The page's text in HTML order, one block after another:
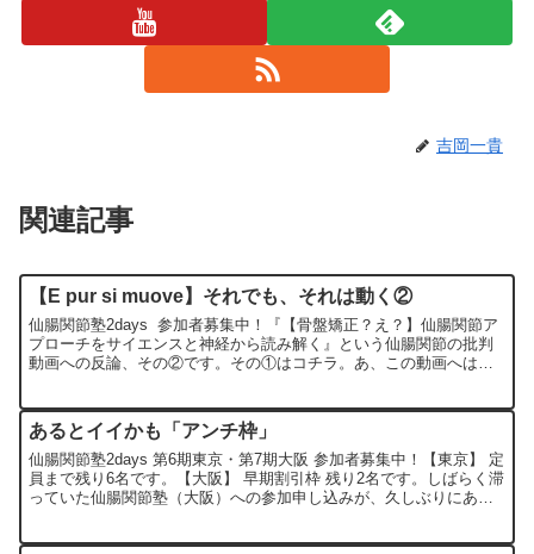
吉岡一貴
関連記事
【E pur si muove】それでも、それは動く②
仙腸関節塾2days 参加者募集中！『【骨盤矯正？え？】仙腸関節ア
プローチをサイエンスと神経から読み解く』という仙腸関節の批判
動画への反論、その②です。その①はコチラ。あ、この動画へはオ
あるとイイかも「アンチ枠」
仙腸関節塾2days 第6期東京・第7期大阪 参加者募集中！【東京】 定
員まで残り6名です。【大阪】 早期割引枠 残り2名です。しばらく滞
っていた仙腸関節塾（大阪）への参加申し込みが、久しぶりにあり